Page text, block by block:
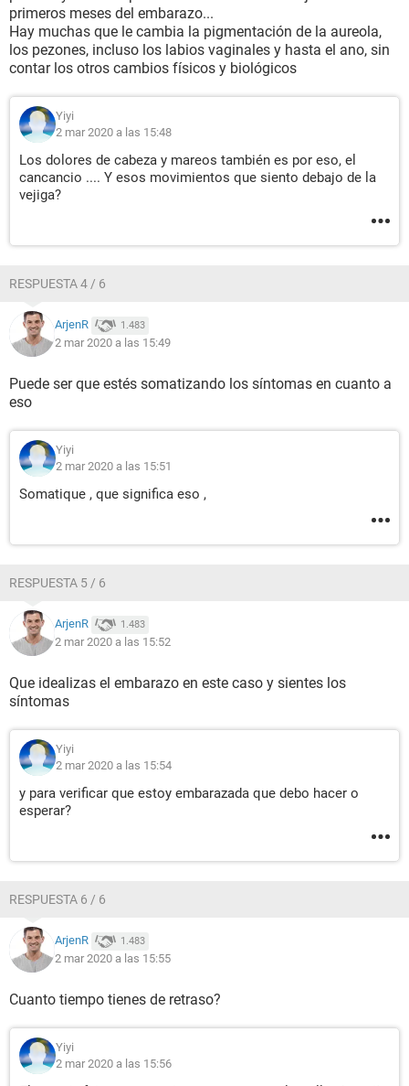
primeros meses del embarazo...
Hay muchas que le cambia la pigmentación de la aureola,
los pezones, incluso los labios vaginales y hasta el ano, sin
contar los otros cambios físicos y biológicos
Yiyi
2 mar 2020 a las 15:48
Los dolores de cabeza y mareos también es por eso, el
cancancio .... Y esos movimientos que siento debajo de la
vejiga?
RESPUESTA 4 / 6
ArjenR 1.483
2 mar 2020 a las 15:49
Puede ser que estés somatizando los síntomas en cuanto a
eso
Yiyi
2 mar 2020 a las 15:51
Somatique , que significa eso ,
RESPUESTA 5 / 6
ArjenR 1.483
2 mar 2020 a las 15:52
Que idealizas el embarazo en este caso y sientes los
síntomas
Yiyi
2 mar 2020 a las 15:54
y para verificar que estoy embarazada que debo hacer o
esperar?
RESPUESTA 6 / 6
ArjenR 1.483
2 mar 2020 a las 15:55
Cuanto tiempo tienes de retraso?
Yiyi
2 mar 2020 a las 15:56